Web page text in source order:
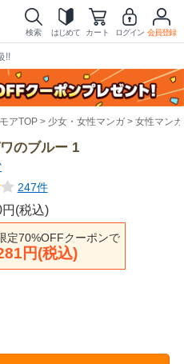
検索 はじめて カート ログイン 会員登録
!!
アTOP 少女・女性マンガ 女性マンガ
のブルー 1
247件
(税込)
定70%OFFクーポンで
円(税込)